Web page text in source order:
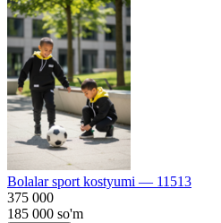
Bolalar sport kostyumi — 11513
375 000
185 000 so'm